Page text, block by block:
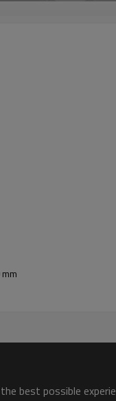
eficiencia
de diseño
para ahorrar su
best possible